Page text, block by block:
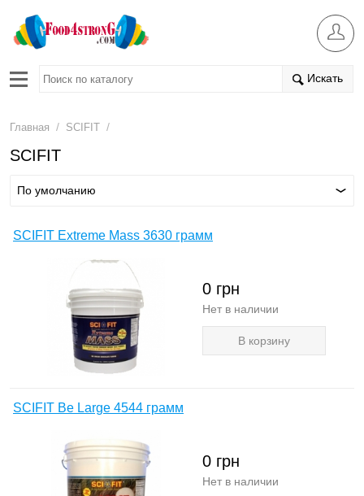
Искать
Главная / SCIFIT /
SCIFIT
По умолчанию
SCIFIT Extreme Mass 3630 грамм
0 грн
Нет в наличии
В корзину
SCIFIT Be Large 4544 грамм
0 грн
Нет в наличии